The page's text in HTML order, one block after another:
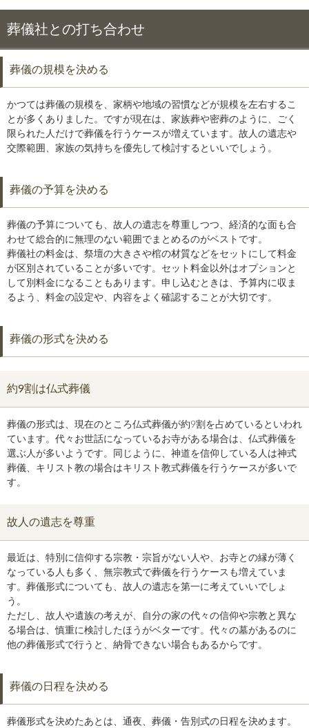
葬儀社との打ち合わせ
葬儀の規模を決める
かつては葬儀の規模を、家柄や地域の習慣などが規模を左右するこ
とが多くありました。ですが現在は、家族葬や密葬のように、ごく
限られた人だけで葬儀を行うケースが増えています。故人の遺志や
交際範囲、家族の気持ちを優先して検討するといいでしょう。
葬儀の予算を決める
葬儀の予算についても、故人の遺志を尊重しつつ、経済的な面も合
わせて総合的に無理のない範囲でまとめるのがベストです。
葬儀社の料金は、祭壇の大きさや棺の材質などをセットにして料金
が区別されていることが多いです。セット料金以外はオプションと
して別料金になることもあります。申し込むときは、予算内に収ま
るよう、料金の設定や、内容をよく確認することが大切です。
葬儀の形式を決める
約9割は仏式葬儀
葬儀の形式は、現在のところ仏式葬儀が約9割を占めているといわれ
ています。代々お世話になっているお寺がある場合は、仏式葬儀を
選ぶ人が多いようです。同じように、神道を信仰している人は神式
葬儀、キリスト教の場合はキリスト教式葬儀を行うケースが多いで
す。
故人の遺志を尊重
最近は、特別に信仰する宗教・宗旨がない人や、お寺との縁が薄く
なっている人も多く、無宗教式で葬儀を行うケースも増えていま
す。葬儀形式についても、故人の遺志を第一に考えていいでしょ
う。
ただし、故人や遺族の考えが、自分の家の代々の信仰や宗教と異な
る場合は、慎重に検討したほうがベターです。代々の墓があるのに
他の葬儀形式で行うと、納骨できない場合もあるからです。
葬儀の日程を決める
葬儀形式を決めたあとは、通夜、葬儀・告別式の日程を決めます。